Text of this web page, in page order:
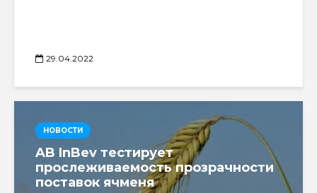
29.04.2022
НОВОСТИ
AB InBev тестирует
прослеживаемость прозрачности
поставок ячменя